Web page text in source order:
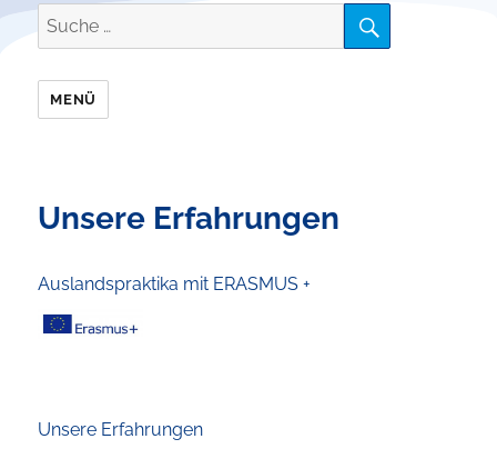
Suche
nach:
SUCHE
MENÜ
Unsere Erfahrungen
Auslandspraktika mit ERASMUS +
Unsere Erfahrungen